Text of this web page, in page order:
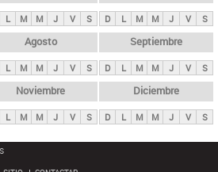
L M M J V S D L M M J V S
Agosto
L M M J V S
Septiembre
D L M M J V S
Noviembre
L M M J V S
Diciembre
D L M M J V S